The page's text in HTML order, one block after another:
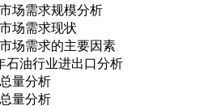
需求规模分析
需求现状
求的主要因素
油行业进出口分析
分析
分析